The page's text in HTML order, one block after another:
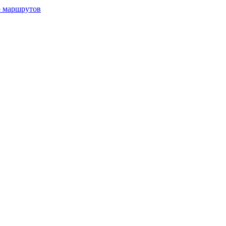
маршрутов